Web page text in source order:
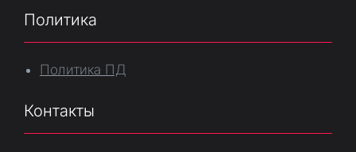
Политика
Политика ПД
Контакты